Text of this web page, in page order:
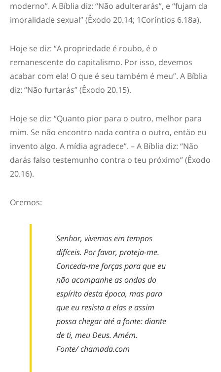
moderno”. A Bíblia diz: “Não adulterarás”, e “fujam da
imoralidade sexual” (Êxodo 20.14; 1Coríntios 6.18a).
Hoje se diz: “A propriedade é roubo, é o
remanescente do capitalismo. Por isso, devemos
acabar com ela! O que é seu também é meu”. A Bíblia
diz: “Não furtarás” (Êxodo 20.15).
Hoje se diz: “Quanto pior para o outro, melhor para
mim. Se não encontro nada contra o outro, então eu
invento algo. A mídia agradece”. – A Bíblia diz: “Não
darás falso testemunho contra o teu próximo” (Êxodo
20.16).
Oremos:
Senhor, vivemos em tempos
difíceis. Por favor, proteja-me.
Conceda-me forças para que eu
não acompanhe as ondas do
espírito desta época, mas para
que eu resista a elas e assim
possa chegar até a fonte: diante
de ti, meu Deus. Amém.
Fonte/ chamada.com